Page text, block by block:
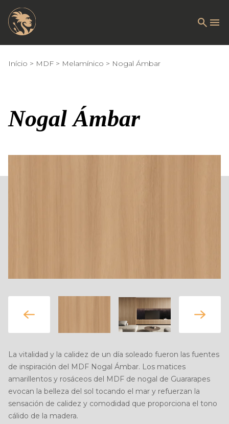
Início MDF Melamínico Nogal Ámbar
Nogal Ámbar
La vitalidad y la calidez de un día soleado fueron las fuentes
de inspiración del MDF Nogal Ámbar. Los matices
amarillentos y rosáceos del MDF de nogal de Guararapes
evocan la belleza del sol tocando el mar y refuerzan la
sensación de calidez y comodidad que proporciona el tono
cálido de la madera.